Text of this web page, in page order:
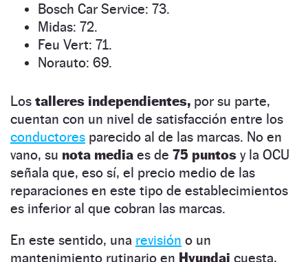
Bosch Car Service: 73.
Midas: 72.
Feu Vert: 71.
Norauto: 69.
Los talleres independientes, por su parte,
cuentan con un nivel de satisfacción entre los
conductores parecido al de las marcas. No en
vano, su nota media es de 75 puntos y la OCU
señala que, eso sí, el precio medio de las
reparaciones en este tipo de establecimientos
es inferior al que cobran las marcas.
En este sentido, una revisión o un
mantenimiento rutinario en Hyundai cuesta,